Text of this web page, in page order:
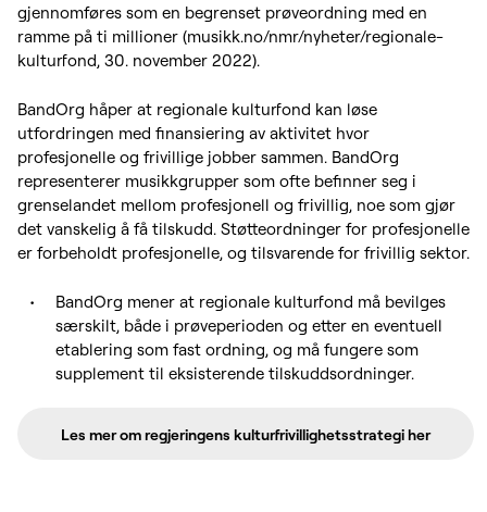
gjennomføres som en begrenset prøveordning med en
ramme på ti millioner (musikk.no/nmr/nyheter/regionale-
kulturfond, 30. november 2022).
BandOrg håper at regionale kulturfond kan løse
utfordringen med finansiering av aktivitet hvor
profesjonelle og frivillige jobber sammen. BandOrg
representerer musikkgrupper som ofte befinner seg i
grenselandet mellom profesjonell og frivillig, noe som gjør
det vanskelig å få tilskudd. Støtteordninger for profesjonelle
er forbeholdt profesjonelle, og tilsvarende for frivillig sektor.
BandOrg mener at regionale kulturfond må bevilges
særskilt, både i prøveperioden og etter en eventuell
etablering som fast ordning, og må fungere som
supplement til eksisterende tilskuddsordninger.
Les mer om regjeringens kulturfrivillighetsstrategi her